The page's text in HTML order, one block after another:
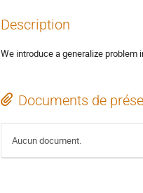
Description
We introduce a generalize
Documents de
Aucun document.